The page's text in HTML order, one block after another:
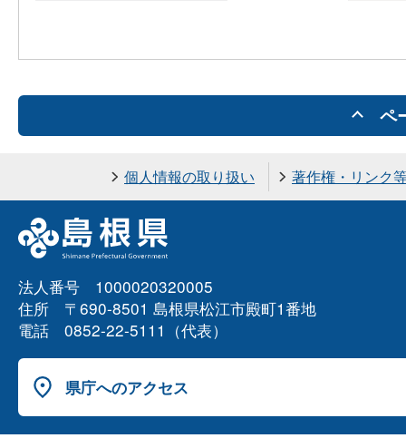
ペ
個人情報の取り扱い 著作権・リンク
法人番号 1000020320005
住所 〒690-8501 島根県松江市殿町1番地
電話 0852-22-5111（代表）
県庁へのアクセス